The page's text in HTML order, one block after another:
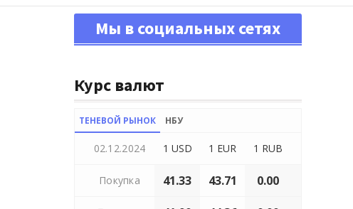
Мы в социальных сетях
Курс валют
ТЕНЕВОЙ РЫНОК НБУ
02.12.2024 1 USD 1 EUR 1 RUB
Покупка 41.33 43.71 0.00